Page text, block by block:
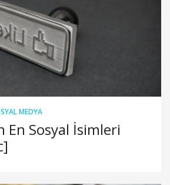
MEDYA
En Sosyal İsimleri